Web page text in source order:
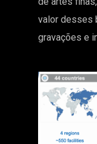
valor desses
gravações e